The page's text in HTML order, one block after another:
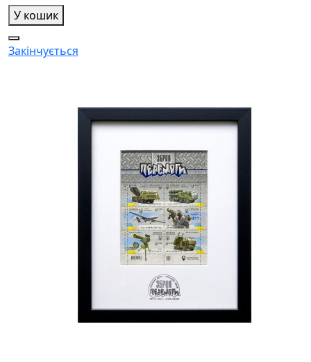
У кошик
Закінчується